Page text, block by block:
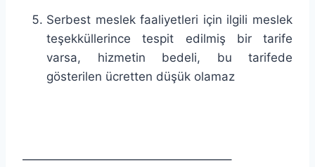
Serbest meslek faaliyetleri için ilgili meslek
teşekküllerince tespit edilmiş bir tarife
varsa, hizmetin bedeli, bu tarifede
gösterilen ücretten düşük olamaz
—————————————————–